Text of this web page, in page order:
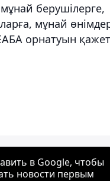
берушілерге,
мұнай
орнатуын қажет
в Google, чтобы
новости первым